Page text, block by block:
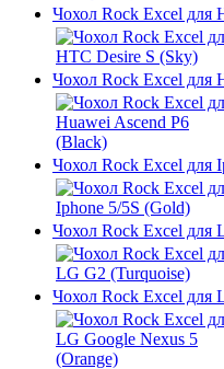
Чохол Rock Excel для
Чохол Rock Excel для
Чохол Rock Excel для
Чохол Rock Excel для
Чохол Rock Excel для